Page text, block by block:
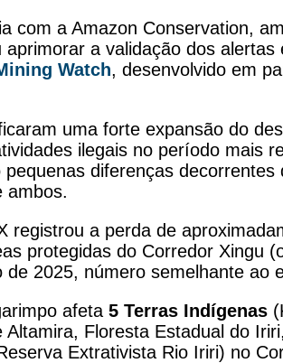
com a Amazon Conservation,
a validação dos
Watch, desenvolvido em
uma forte expansão do
ilegais no período mais
diferenças
ambos.
a perda de
protegidas do Corredor Xingu
2025, número semelhante ao
afeta 5 Terras Indígenas
Altamira, Floresta Estadual do
Extrativista Rio Iriri) no